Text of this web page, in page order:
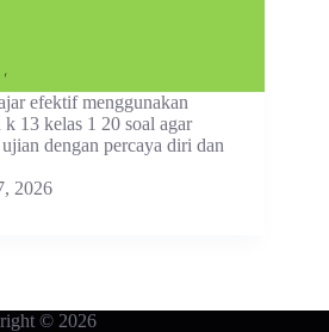
efektif menggunakan
13 kelas 1 20 soal agar
dengan percaya diri dan
2026
© 2026